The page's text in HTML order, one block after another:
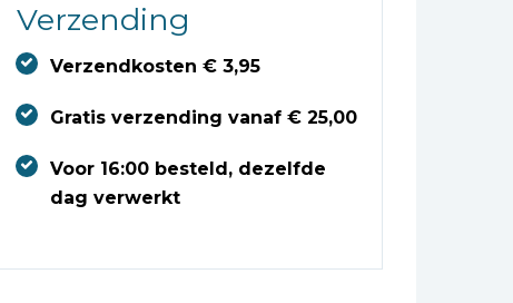
Verzending
Verzendkosten € 3,95
Gratis verzending vanaf € 25,00
Voor 16:00 besteld, dezelfde
dag verwerkt